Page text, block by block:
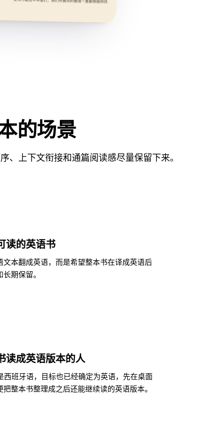
的场景
上下文衔接和通篇阅读感尽量保留下来。
读的英语书
本翻成英语，而是希望整本书在译成英语后
期保留。
读成英语版本的人
西班牙语，目标也已经确定为英语，先在桌面
整本书整理成之后还能继续读的英语版本。